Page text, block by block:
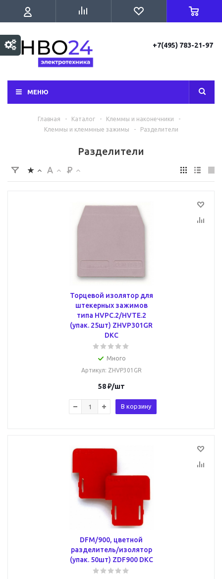
+7(495) 783-21-97
МЕНЮ
Главная - Каталог - Клеммы и наконечники
-
Клеммы и клеммные зажимы
- Разделители
Разделители
Торцевой изолятор для
штекерных зажимов
типа HVPC.2/HVTE.2
(упак. 25шт) ZHVP301GR
DKC
Много
Артикул: ZHVP301GR
58₽/шт
В корзину
DFM/900, цветной
разделитель/изолятор
(упак. 50шт) ZDF900 DKC